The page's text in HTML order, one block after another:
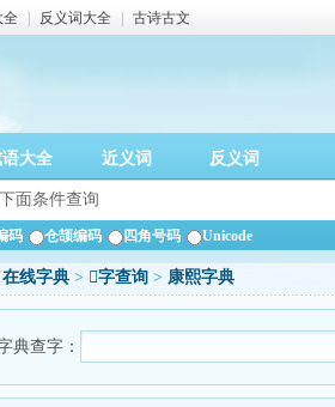
全 反义词大全 古诗古文
语大全 近义词 反义词
码 仓颉编码 四角号码 Unicode
在线字典 > 𡮖字查询 > 康熙字典
典查字：